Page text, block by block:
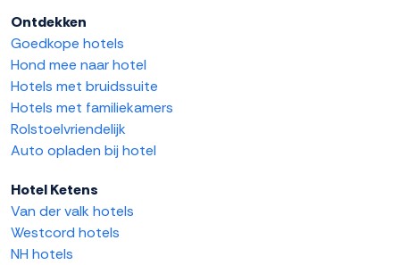
Ontdekken
Goedkope hotels
Hond mee naar hotel
Hotels met bruidssuite
Hotels met familiekamers
Rolstoelvriendelijk
Auto opladen bij hotel
Hotel Ketens
Van der valk hotels
Westcord hotels
NH hotels